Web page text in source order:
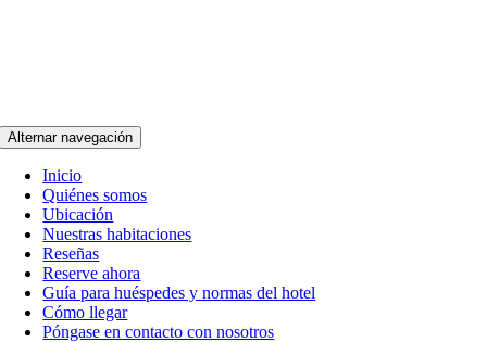
Alternar navegación
Inicio
Quiénes somos
Ubicación
Nuestras habitaciones
Reseñas
Reserve ahora
Guía para huéspedes y normas del hotel
Cómo llegar
Póngase en contacto con nosotros